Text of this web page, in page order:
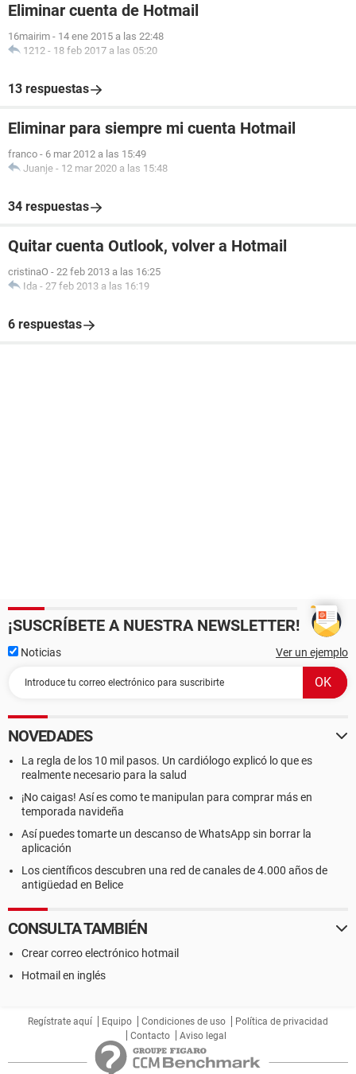
Eliminar cuenta de Hotmail
16mairim - 14 ene 2015 a las 22:48
1212 - 18 feb 2017 a las 05:20
13 respuestas
Eliminar para siempre mi cuenta Hotmail
franco - 6 mar 2012 a las 15:49
Juanje - 12 mar 2020 a las 15:48
34 respuestas
Quitar cuenta Outlook, volver a Hotmail
cristinaO - 22 feb 2013 a las 16:25
Ida - 27 feb 2013 a las 16:19
6 respuestas
¡SUSCRÍBETE A NUESTRA NEWSLETTER!
Noticias Ver un ejemplo
NOVEDADES
La regla de los 10 mil pasos. Un cardiólogo explicó lo que es
realmente necesario para la salud
¡No caigas! Así es como te manipulan para comprar más en
temporada navideña
Así puedes tomarte un descanso de WhatsApp sin borrar la
aplicación
Los científicos descubren una red de canales de 4.000 años de
antigüedad en Belice
CONSULTA TAMBIÉN
Crear correo electrónico hotmail
Hotmail en inglés
Regístrate aquí Equipo Condiciones de uso
Política de privacidad
Contacto
Aviso legal